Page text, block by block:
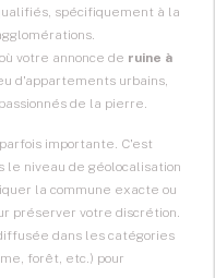
spécifiquement à la
votre annonce de ruine à
d'appartements urbains,
de la pierre.
importante. C'est
le niveau de géolocalisation
la commune exacte ou
préserver votre discrétion.
dans les catégories
forêt, etc.) pour